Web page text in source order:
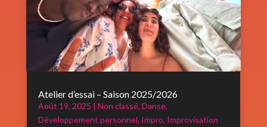
Atelier d’essai – Saison 2025/2026
Août 19, 2025 | Non classé, Danse,
Développement personnel, Impro, Improvisation